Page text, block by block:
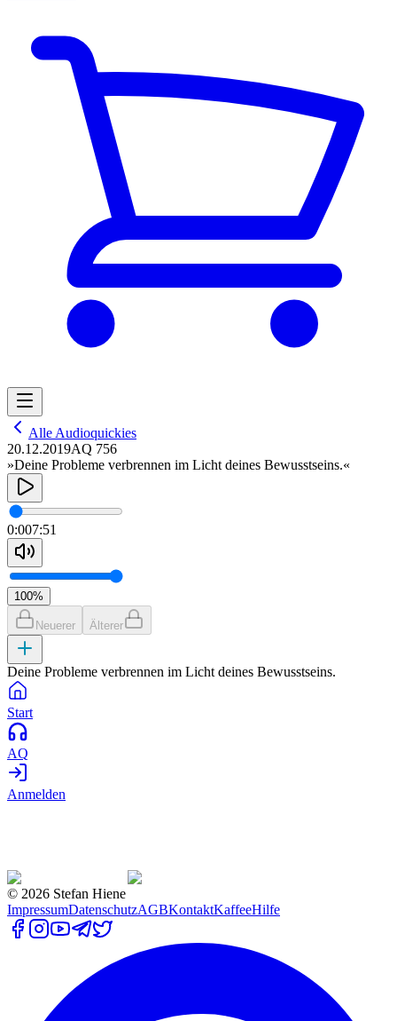
Alle Audioquickies
20.12.2019AQ 756
»Deine Probleme verbrennen im Licht deines Bewusstseins.«
0:007:51
100%
Neuerer Älterer
Deine Probleme verbrennen im Licht deines Bewusstseins.
Start
AQ
Anmelden
© 2026 Stefan Hiene
ImpressumDatenschutzAGBKontaktKaffeeHilfe